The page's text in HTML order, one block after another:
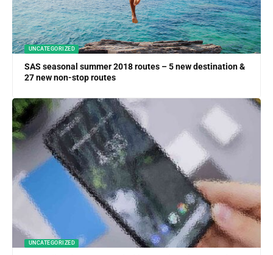
UNCATEGORIZED
SAS seasonal summer 2018 routes – 5 new destination &
27 new non-stop routes
UNCATEGORIZED